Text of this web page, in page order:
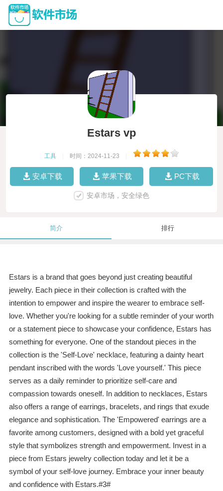
Estars vp
工具 时间：2024-11-23
安卓下载 苹果下载 PC下载
安卓市场，安全绿色
简介 排行
Estars is a brand that goes beyond just creating beautiful
jewelry. Each piece in their collection is crafted with the
intention to empower and inspire the wearer to embrace self-
love. Whether you're looking for a subtle reminder of your worth
or a statement piece to showcase your confidence, Estars has
something for everyone. One of the standout pieces in the
collection is the 'Self-Love' necklace, featuring a dainty heart
pendant inscribed with the words 'Love yourself.' This piece
serves as a daily reminder to prioritize self-care and
compassion towards oneself. In addition to necklaces, Estars
also offers a range of earrings, bracelets, and rings that exude
elegance and sophistication. The 'Empowered' earrings are a
favorite among customers, designed with a bold yet graceful
style that symbolizes strength and empowerment. Invest in a
piece from Estars jewelry collection today and let it be a
symbol of your self-love journey. Embrace your inner beauty
and confidence with Estars.#3#